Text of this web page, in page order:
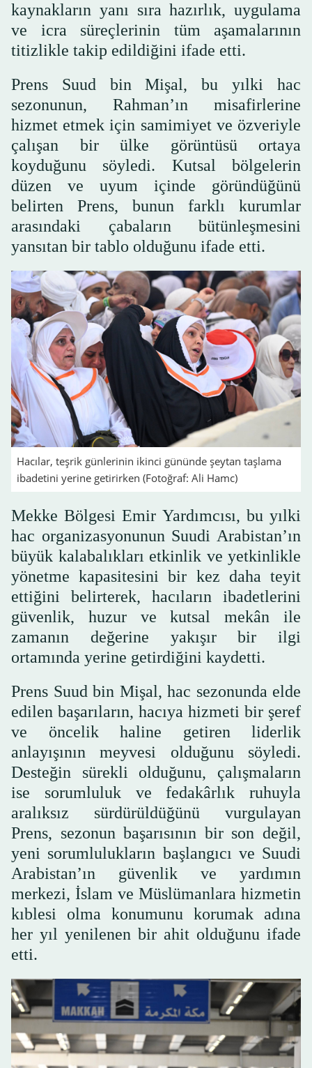
kaynakların yanı sıra hazırlık, uygulama
ve icra süreçlerinin tüm aşamalarının
titizlikle takip edildiğini ifade etti.
Prens Suud bin Mişal, bu yılki hac
sezonunun, Rahman’ın misafirlerine
hizmet etmek için samimiyet ve özveriyle
çalışan bir ülke görüntüsü ortaya
koyduğunu söyledi. Kutsal bölgelerin
düzen ve uyum içinde göründüğünü
belirten Prens, bunun farklı kurumlar
arasındaki çabaların bütünleşmesini
yansıtan bir tablo olduğunu ifade etti.
Hacılar, teşrik günlerinin ikinci gününde şeytan taşlama
ibadetini yerine getirirken (Fotoğraf: Ali Hamc)
Mekke Bölgesi Emir Yardımcısı, bu yılki
hac organizasyonunun Suudi Arabistan’ın
büyük kalabalıkları etkinlik ve yetkinlikle
yönetme kapasitesini bir kez daha teyit
ettiğini belirterek, hacıların ibadetlerini
güvenlik, huzur ve kutsal mekân ile
zamanın değerine yakışır bir ilgi
ortamında yerine getirdiğini kaydetti.
Prens Suud bin Mişal, hac sezonunda elde
edilen başarıların, hacıya hizmeti bir şeref
ve öncelik haline getiren liderlik
anlayışının meyvesi olduğunu söyledi.
Desteğin sürekli olduğunu, çalışmaların
ise sorumluluk ve fedakârlık ruhuyla
aralıksız sürdürüldüğünü vurgulayan
Prens, sezonun başarısının bir son değil,
yeni sorumlulukların başlangıcı ve Suudi
Arabistan’ın güvenlik ve yardımın
merkezi, İslam ve Müslümanlara hizmetin
kıblesi olma konumunu korumak adına
her yıl yenilenen bir ahit olduğunu ifade
etti.